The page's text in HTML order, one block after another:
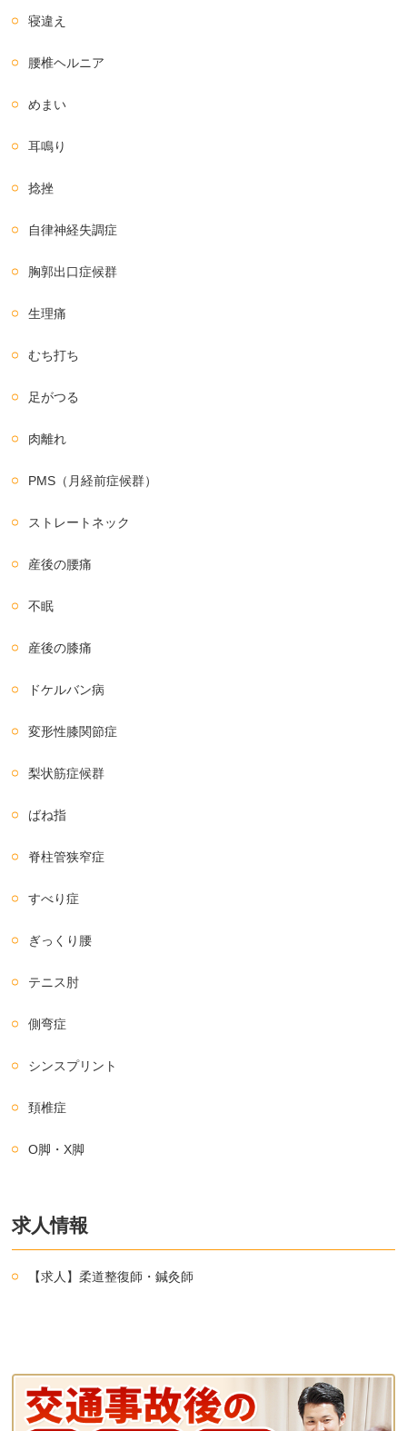
寝違え
腰椎ヘルニア
めまい
耳鳴り
捻挫
自律神経失調症
胸郭出口症候群
生理痛
むち打ち
足がつる
肉離れ
PMS（月経前症候群）
ストレートネック
産後の腰痛
不眠
産後の膝痛
ドケルバン病
変形性膝関節症
梨状筋症候群
ばね指
脊柱管狭窄症
すべり症
ぎっくり腰
テニス肘
側弯症
シンスプリント
頚椎症
O脚・X脚
求人情報
【求人】柔道整復師・鍼灸師